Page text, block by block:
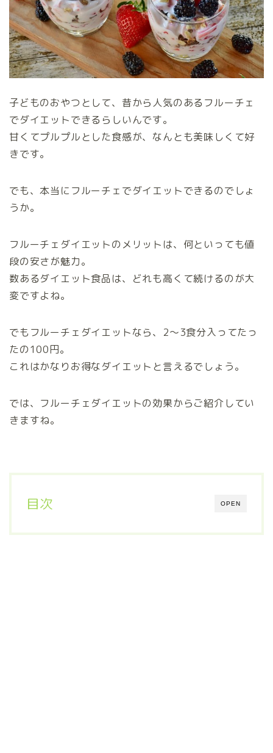
子どものおやつとして、昔から人気のあるフルーチェ
でダイエットできるらしいんです。
甘くてプルプルとした食感が、なんとも美味しくて好
きです。
でも、本当にフルーチェでダイエットできるのでしょ
うか。
フルーチェダイエットのメリットは、何といっても値
段の安さが魅力。
数あるダイエット食品は、どれも高くて続けるのが大
変ですよね。
でもフルーチェダイエットなら、2～3食分入ってたっ
たの100円。
これはかなりお得なダイエットと言えるでしょう。
では、フルーチェダイエットの効果からご紹介してい
きますね。
OPEN
目次